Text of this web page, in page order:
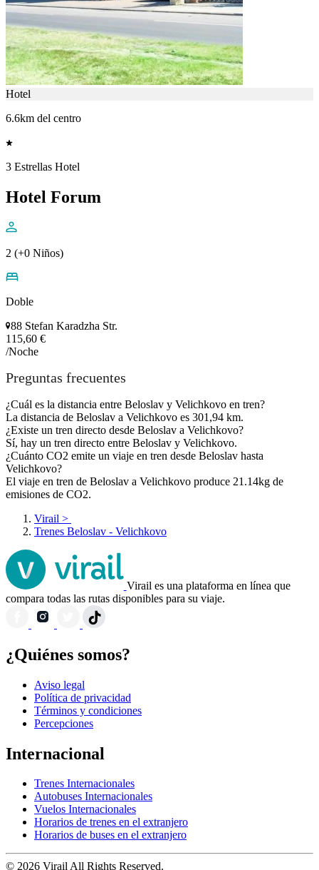
Hotel
6.6km del centro
3 Estrellas Hotel
Hotel Forum
2 (+0 Niños)
Doble
88 Stefan Karadzha Str.
115,60 €
/Noche
Preguntas frecuentes
¿Cuál es la distancia entre Beloslav y Velichkovo en tren?
La distancia de Beloslav a Velichkovo es 301,94 km.
¿Existe un tren directo desde Beloslav a Velichkovo?
Sí, hay un tren directo entre Beloslav y Velichkovo.
¿Cuánto CO2 emite un viaje en tren desde Beloslav hasta
Velichkovo?
El viaje en tren de Beloslav a Velichkovo produce 21.14kg de
emisiones de CO2.
Virail >
Trenes Beloslav - Velichkovo
Virail es una plataforma en línea que
compara todas las rutas disponibles para su viaje.
¿Quiénes somos?
Aviso legal
Política de privacidad
Términos y condiciones
Percepciones
Internacional
Trenes Internacionales
Autobuses Internacionales
Vuelos Internacionales
Horarios de trenes en el extranjero
Horarios de buses en el extranjero
© 2026 Virail All Rights Reserved.